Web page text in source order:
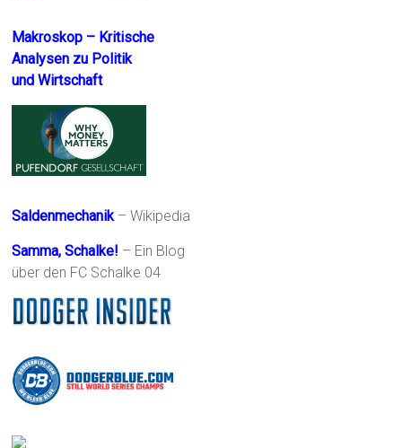
Makroskop – Kritische
Analysen zu Politik
und Wirtschaft
Saldenmechanik– Wikipedia
Samma, Schalke! – Ein Blog
über den FC Schalke 04